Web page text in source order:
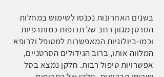
בשנים האחרונות נכנסו לשימוש במחלות
הסרטן מגוון רחב של תרופות כמותרפיות
וכמו-ביולוגיות המאפשרות למטופל ולרופא
המלווה אותו, ברוב הגידולים הסרטניים,
אפשרויות טיפול רבות. חלקן נמצא בסל